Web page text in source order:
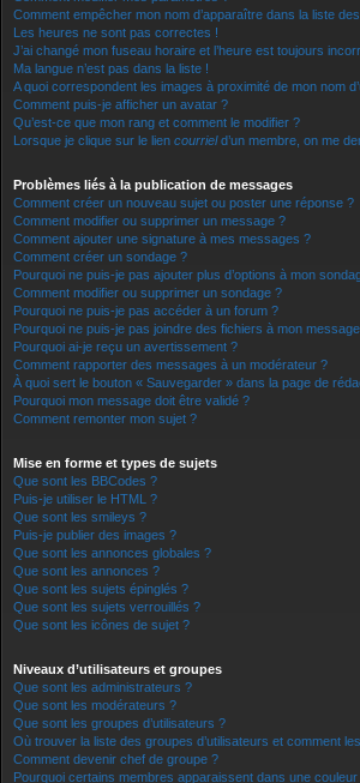
Comment empêcher mon nom d’apparaître dans la liste
Les heures ne sont pas correctes !
J’ai changé mon fuseau horaire et l’heure est toujours
Ma langue n’est pas dans la liste !
A quoi correspondent les images à proximité de mon nom
Comment puis-je afficher un avatar ?
Qu’est-ce que mon rang et comment le modifier ?
Lorsque je clique sur le lien courrield’un membre, on me
Problèmes liés à la publication de messages
Comment créer un nouveau sujet ou poster une réponse ?
Comment modifier ou supprimer un message ?
Comment ajouter une signature à mes messages ?
Comment créer un sondage ?
Pourquoi ne puis-je pas ajouter plus d’options à mon
Comment modifier ou supprimer un sondage ?
Pourquoi ne puis-je pas accéder à un forum ?
Pourquoi ne puis-je pas joindre des fichiers à mon
Pourquoi ai-je reçu un avertissement ?
Comment rapporter des messages à un modérateur ?
À quoi sert le bouton « Sauvegarder » dans la page de
Pourquoi mon message doit être validé ?
Comment remonter mon sujet ?
Mise en forme et types de sujets
Que sont les BBCodes ?
Puis-je utiliser le HTML ?
Que sont les smileys ?
Puis-je publier des images ?
Que sont les annonces globales ?
Que sont les annonces ?
Que sont les sujets épinglés ?
Que sont les sujets verrouillés ?
Que sont les icônes de sujet ?
Niveaux d’utilisateurs et groupes
Que sont les administrateurs ?
Que sont les modérateurs ?
Que sont les groupes d’utilisateurs ?
Où trouver la liste des groupes d’utilisateurs et comment
Comment devenir chef de groupe ?
Pourquoi certains membres apparaissent dans une